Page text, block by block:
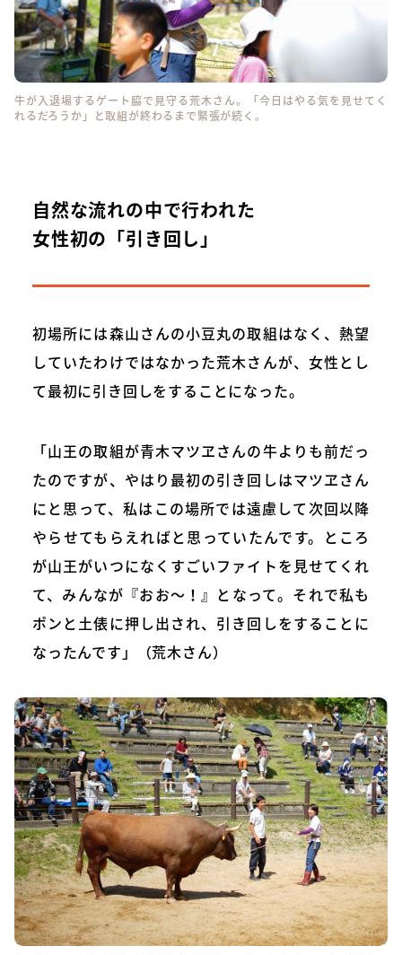
牛が入退場するゲート脇で見守る荒木さん。「今日はやる気を見せてく
れるだろうか」と取組が終わるまで緊張が続く。
自然な流れの中で行われた
女性初の「引き回し」
初場所には森山さんの小豆丸の取組はなく、熱望
していたわけではなかった荒木さんが、女性とし
て最初に引き回しをすることになった。
「山王の取組が青木マツヱさんの牛よりも前だっ
たのですが、やはり最初の引き回しはマツヱさん
にと思って、私はこの場所では遠慮して次回以降
やらせてもらえればと思っていたんです。ところ
が山王がいつになくすごいファイトを見せてくれ
て、みんなが『おお〜！』となって。それで私も
ポンと土俵に押し出され、引き回しをすることに
なったんです」（荒木さん）